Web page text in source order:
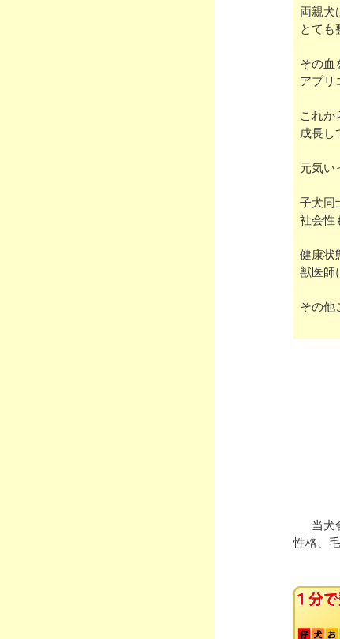
両親犬
とても
その血
アプリ
これか
成長し
元気い
子犬同
社会性
健康状
獣医師
その他
当犬
性格、